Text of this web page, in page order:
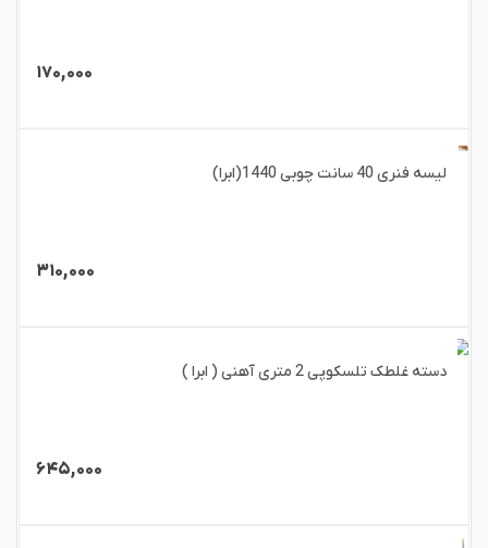
۱۷۰,۰۰۰
لیسه فنری 40 سانت چوبی 1440(ابرا)
۳۱۰,۰۰۰
دسته غلطک تلسکوپی 2 متری آهنی ( ابرا )
۶۴۵,۰۰۰